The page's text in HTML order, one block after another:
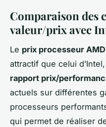
Comparaison des
valeur/prix avec
Le prix processeur AMD
attractif que celui
rapport prix/
actuels sur différentes
processeurs
qui permet de réaliser